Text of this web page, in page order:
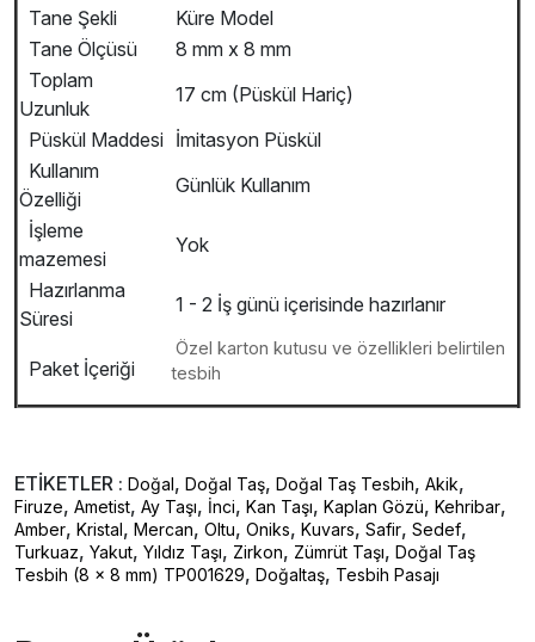
Tane Şekli
Küre Model
Tane Ölçüsü
8 mm x 8 mm
Toplam
Uzunluk
17 cm (Püskül Hariç)
Püskül Maddesi İmitasyon Püskül
Kullanım
Özelliği
Günlük Kullanım
İşleme
mazemesi
Yok
Hazırlanma
Süresi
1 - 2 İş günü içerisinde hazırlanır
Paket İçeriği
Özel karton kutusu ve özellikleri belirtilen
tesbih
ETİKETLER : Doğal, Doğal Taş, Doğal Taş Tesbih, Akik,
Firuze, Ametist, Ay Taşı, İnci, Kan Taşı, Kaplan Gözü, Kehribar,
Amber, Kristal, Mercan, Oltu, Oniks, Kuvars, Safir, Sedef,
Turkuaz, Yakut, Yıldız Taşı, Zirkon, Zümrüt Taşı, Doğal Taş
Tesbih (8 x 8 mm) TP001629, Doğaltaş, Tesbih Pasajı